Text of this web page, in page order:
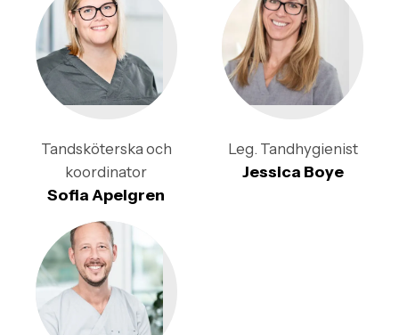
Tandsköterska och
koordinator
Sofia Apelgren
Leg. Tandhygienist
Jessica Boye